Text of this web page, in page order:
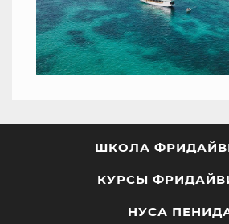
ШКОЛА
КУРСЫ
НУСА